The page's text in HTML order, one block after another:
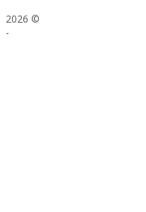
2026 ©
-